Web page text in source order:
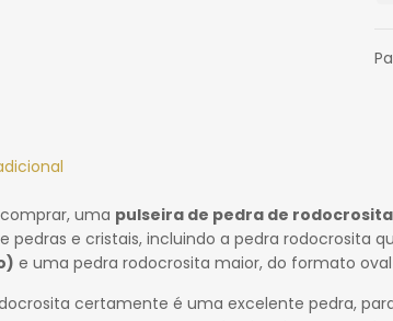
uma pulseira de pedra de
pedras e cristais, incluindo a pedra rodocrosita
e uma pedra rodocrosita maior, do formato
certamente é uma excelente pedra,